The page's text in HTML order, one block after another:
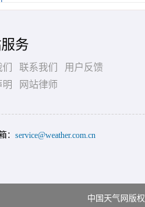
务
联系我们
用户反馈
明
网站律师
： service@weather.com.cn
中国天气网版